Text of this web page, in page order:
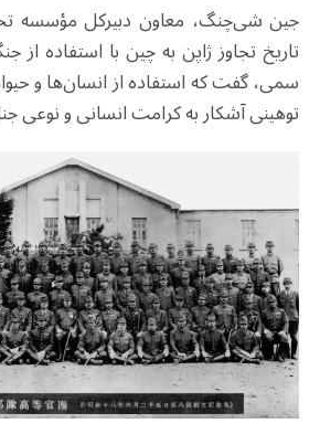
جین شی‌چنگ، معاون دبیرکل مؤسسه
تاریخ تجاوز ژاپن به چین با استفاده از
سمی، گفت که استفاده از انسان‌ها و
توهینی آشکار به کرامت انسانی و